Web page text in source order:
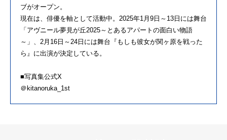
ブがオープン。
現在は、俳優を軸として活動中。2025年1月9日～13日には舞台
「アヴニール夢見が丘2025～とあるアパートの面白い物語
～」、2月16日～24日には舞台『もしも彼女が関ヶ原を戦った
ら』に出演が決定している。
■写真集公式X
＠kitanoruka_1st